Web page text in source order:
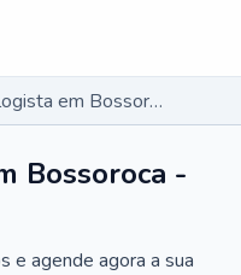
Dermatologista em Bossoroca - RS
Bossoroca -
e agende agora a sua